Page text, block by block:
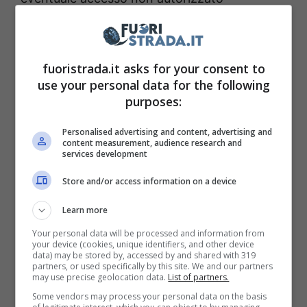
all’account dell’Utente o per un inoltro
automatico di comunicazioni e/o virus
(causato da virus o altro) a persone i cui dati
sono stati trasmessi da un Utente per essere
inseriti nel proprio indirizzario on line
disponibile su questo sito web.
Le limitazioni e le esclusioni di responsabilità
delle presenti Condizioni trovano
che la responsabilità sia rivendicata in base a
diritto contrattuale, diritto civile (negligenza e
diffamazione comprese), responsabilità
indipendente dal danno, ferimento di
fuoristrada.it asks for your consent to
use your personal data for the following
purposes:
Personalised advertising and content, advertising and
content measurement, audience research and
services development
Store and/or access information on a device
Learn more
Your personal data will be processed and information from
your device (cookies, unique identifiers, and other device
data) may be stored by, accessed by and shared with 319
partners, or used specifically by this site. We and our partners
may use precise geolocation data. List of partners.
Some vendors may process your personal data on the basis